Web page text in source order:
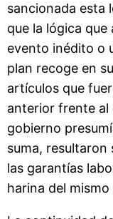
sancionada esta
que la lógica
evento inédito o
plan recoge en
artículos que
anterior frente al
gobierno
suma,
las garantías
harina del